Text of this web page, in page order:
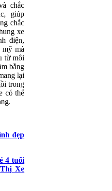
chắc
giúp
chắc
xe
điện,
mà
từ môi
bằng
lại
trong
có thể
đẹp
4 tuổi
Xe